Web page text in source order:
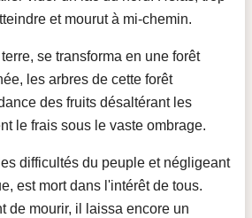
et mourut à mi-chemin.
se transforma en une forêt
les arbres de cette forêt
des fruits désaltérant les
le frais sous le vaste ombrage.
difficultés du peuple et négligeant
est mort dans l'intérêt de tous.
de mourir, il laissa encore un